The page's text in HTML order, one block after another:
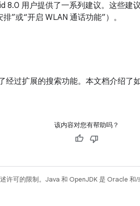
8.0 用户提供了一系列建议。这些建
”或“开启 WLAN 通话功能”）。
经过扩展的搜索功能。本文档介绍了
该内容对您有帮助吗？
许可的限制。Java 和 OpenJDK 是 Oracle 和/